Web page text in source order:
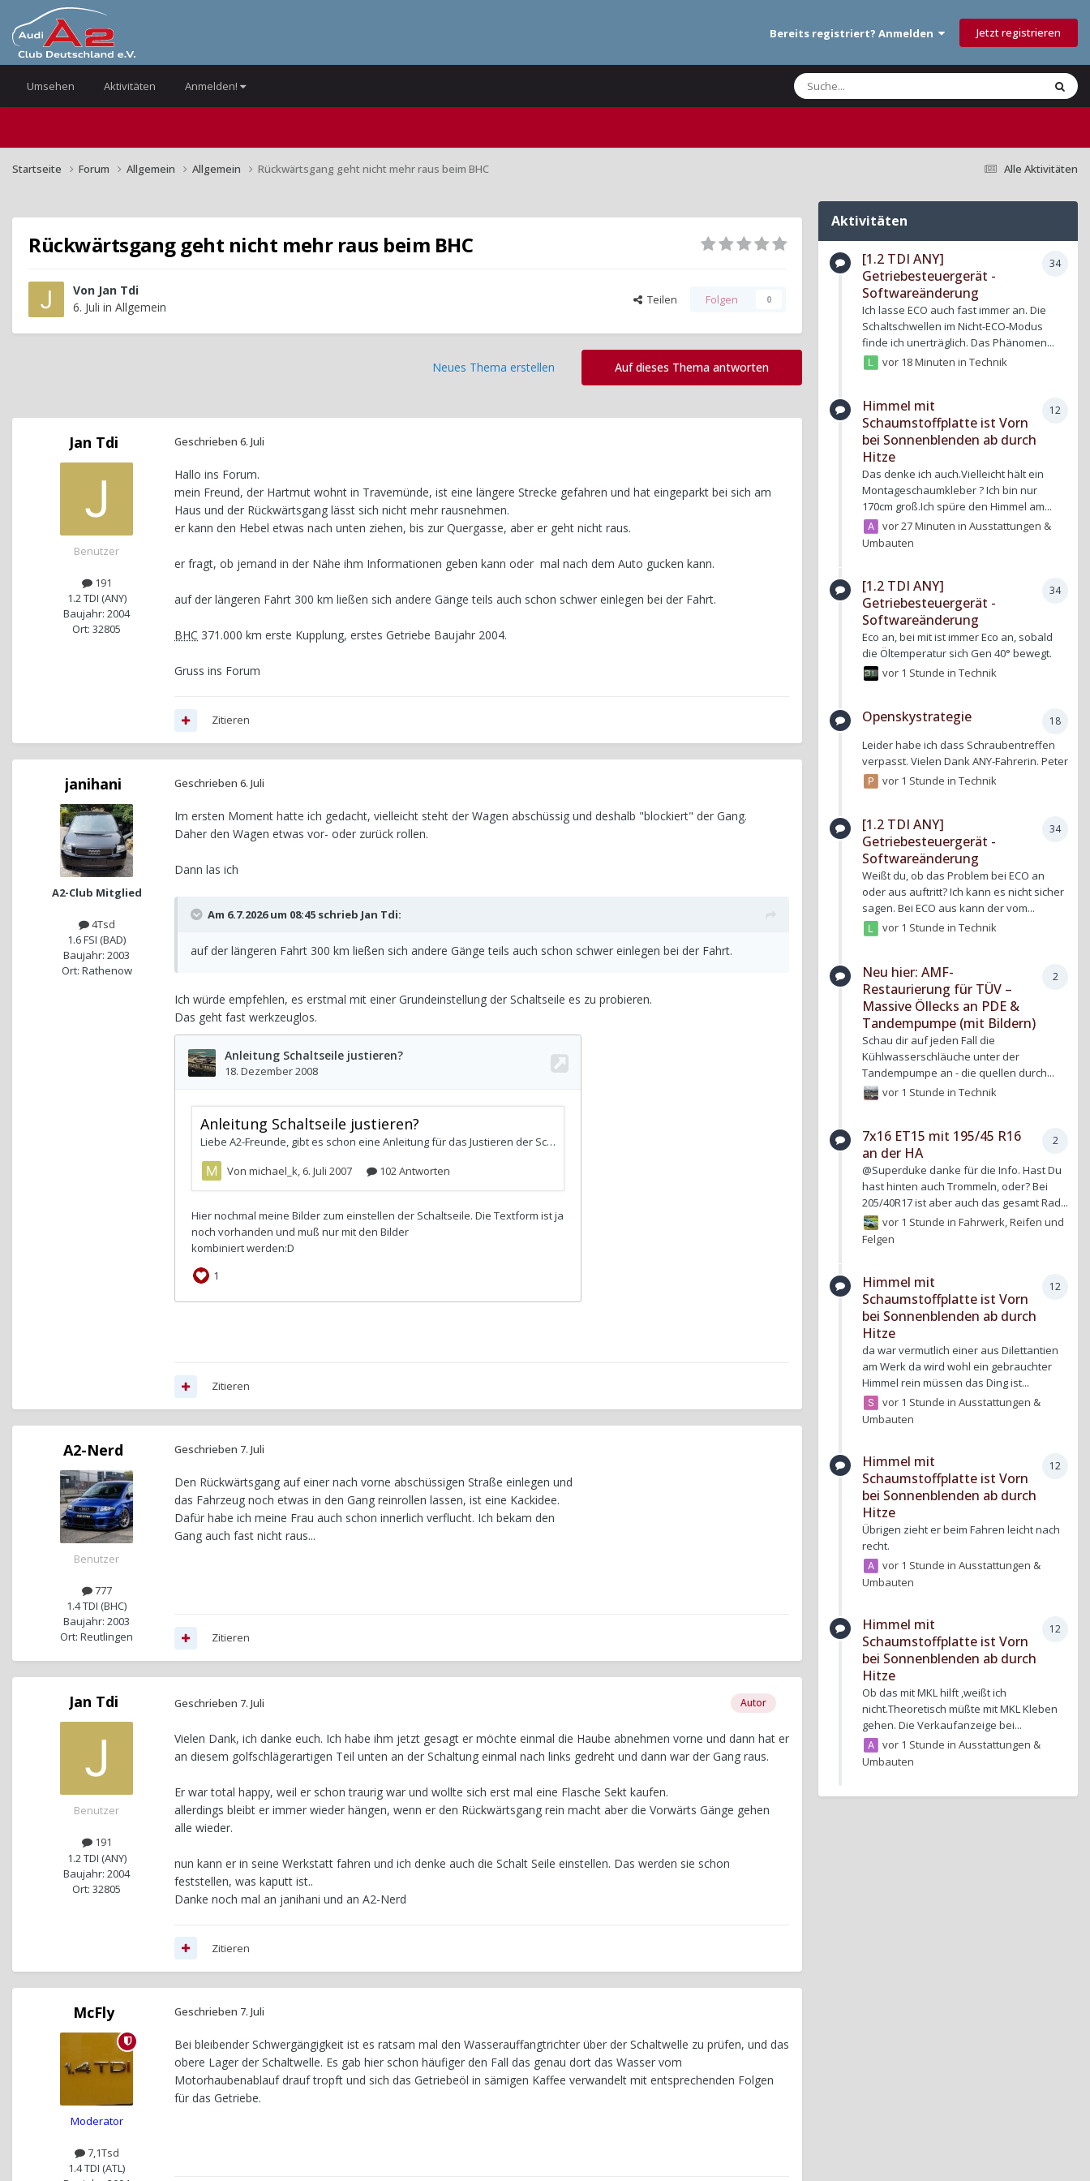
Bereits registriert? Anmelden Jetzt registrieren
Umsehen Aktivitäten Anmelden!
Alle Aktivitäten
Startseite Forum Allgemein Allgemein Rückwärtsgang geht nicht mehr raus beim BHC
Rückwärtsgang geht nicht mehr raus beim BHC
Von Jan Tdi
6. Juli in Allgemein Teilen Folgen 0
Auf dieses Thema antworten
Neues Thema erstellen
Jan Tdi
Benutzer
191
1.2 TDI (ANY)
Baujahr: 2004
Ort: 32805
Geschrieben 6. Juli
Hallo ins Forum.
mein Freund, der Hartmut wohnt in Travemünde, ist eine längere Strecke gefahren und hat eingeparkt bei sich am
Haus und der Rückwärtsgang lässt sich nicht mehr rausnehmen.
er kann den Hebel etwas nach unten ziehen, bis zur Quergasse, aber er geht nicht raus.
er fragt, ob jemand in der Nähe ihm Informationen geben kann oder mal nach dem Auto gucken kann.
auf der längeren Fahrt 300 km ließen sich andere Gänge teils auch schon schwer einlegen bei der Fahrt.
BHC 371.000 km erste Kupplung, erstes Getriebe Baujahr 2004.
Gruss ins Forum
Zitieren
janihani
A2-Club Mitglied
4Tsd
1.6 FSI (BAD)
Baujahr: 2003
Ort: Rathenow
Geschrieben 6. Juli
Im ersten Moment hatte ich gedacht, vielleicht steht der Wagen abschüssig und deshalb "blockiert" der Gang.
Daher den Wagen etwas vor- oder zurück rollen.
Dann las ich
Am 6.7.2026 um 08:45 schrieb Jan Tdi:
auf der längeren Fahrt 300 km ließen sich andere Gänge teils auch schon schwer einlegen bei der Fahrt.
Ich würde empfehlen, es erstmal mit einer Grundeinstellung der Schaltseile es zu probieren.
Das geht fast werkzeuglos.
Zitieren
A2-Nerd
Benutzer
777
1.4 TDI (BHC)
Baujahr: 2003
Ort: Reutlingen
Geschrieben 7. Juli
Den Rückwärtsgang auf einer nach vorne abschüssigen Straße einlegen und
das Fahrzeug noch etwas in den Gang reinrollen lassen, ist eine Kackidee.
Dafür habe ich meine Frau auch schon innerlich verflucht. Ich bekam den
Gang auch fast nicht raus...
Zitieren
Jan Tdi
Benutzer
191
1.2 TDI (ANY)
Baujahr: 2004
Ort: 32805
Autor
Geschrieben 7. Juli
Vielen Dank, ich danke euch. Ich habe ihm jetzt gesagt er möchte einmal die Haube abnehmen vorne und dann hat er
an diesem golfschlägerartigen Teil unten an der Schaltung einmal nach links gedreht und dann war der Gang raus.
Er war total happy, weil er schon traurig war und wollte sich erst mal eine Flasche Sekt kaufen.
allerdings bleibt er immer wieder hängen, wenn er den Rückwärtsgang rein macht aber die Vorwärts Gänge gehen
alle wieder.
nun kann er in seine Werkstatt fahren und ich denke auch die Schalt Seile einstellen. Das werden sie schon
feststellen, was kaputt ist..
Danke noch mal an janihani und an A2-Nerd
Zitieren
McFly
Moderator
7,1Tsd
1.4 TDI (ATL)
Geschrieben 7. Juli
Bei bleibender Schwergängigkeit ist es ratsam mal den Wasserauffangtrichter über der Schaltwelle zu prüfen, und das
obere Lager der Schaltwelle. Es gab hier schon häufiger den Fall das genau dort das Wasser vom
Motorhaubenablauf drauf tropft und sich das Getriebeöl in sämigen Kaffee verwandelt mit entsprechenden Folgen
für das Getriebe.
Aktivitäten
34
[1.2 TDI ANY]
Getriebesteuergerät -
Softwareänderung
Ich lasse ECO auch fast immer an. Die
Schaltschwellen im Nicht-ECO-Modus
finde ich unerträglich. Das Phänomen...
vor 18 MinuteninTechnik
12
Himmel mit
Schaumstoffplatte ist Vorn
bei Sonnenblenden ab durch
Hitze
Das denke ich auch.Vielleicht hält ein
Montageschaumkleber ? Ich bin nur
170cm groß.Ich spüre den Himmel am...
vor 27 MinuteninAusstattungen &
Umbauten
34
[1.2 TDI ANY]
Getriebesteuergerät -
Softwareänderung
Eco an, bei mit ist immer Eco an, sobald
die Öltemperatur sich Gen 40° bewegt.
vor 1 Stunde inTechnik
18
Openskystrategie
Leider habe ich dass Schraubentreffen
verpasst. Vielen Dank ANY-Fahrerin. Peter
vor 1 Stunde inTechnik
34
[1.2 TDI ANY]
Getriebesteuergerät -
Softwareänderung
Weißt du, ob das Problem bei ECO an
oder aus auftritt? Ich kann es nicht sicher
sagen. Bei ECO aus kann der vom...
vor 1 Stunde inTechnik
2
Neu hier: AMF-
Restaurierung für TÜV –
Massive Öllecks an PDE &
Tandempumpe (mit Bildern)
Schau dir auf jeden Fall die
Kühlwasserschläuche unter der
Tandempumpe an - die quellen durch...
vor 1 Stunde inTechnik
2
7x16 ET15 mit 195/45 R16
an der HA
@Superduke danke für die Info. Hast Du
hast hinten auch Trommeln, oder? Bei
205/40R17 ist aber auch das gesamt Rad...
vor 1 Stunde inFahrwerk, Reifen und
Felgen
12
Himmel mit
Schaumstoffplatte ist Vorn
bei Sonnenblenden ab durch
Hitze
da war vermutlich einer aus Dilettantien
am Werk da wird wohl ein gebrauchter
Himmel rein müssen das Ding ist...
vor 1 Stunde inAusstattungen &
Umbauten
12
Himmel mit
Schaumstoffplatte ist Vorn
bei Sonnenblenden ab durch
Hitze
Übrigen zieht er beim Fahren leicht nach
recht.
vor 1 Stunde inAusstattungen &
Umbauten
12
Himmel mit
Schaumstoffplatte ist Vorn
bei Sonnenblenden ab durch
Hitze
Ob das mit MKL hilft ,weißt ich
nicht.Theoretisch müßte mit MKL Kleben
gehen. Die Verkaufanzeige bei...
vor 1 Stunde inAusstattungen &
Umbauten